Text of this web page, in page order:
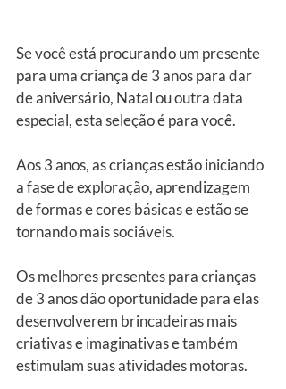
Se você está procurando um presente
para uma criança de 3 anos para dar
de aniversário, Natal ou outra data
especial, esta seleção é para você.
Aos 3 anos, as crianças estão iniciando
a fase de exploração, aprendizagem
de formas e cores básicas e estão se
tornando mais sociáveis.
Os melhores presentes para crianças
de 3 anos dão oportunidade para elas
desenvolverem brincadeiras mais
criativas e imaginativas e também
estimulam suas atividades motoras.